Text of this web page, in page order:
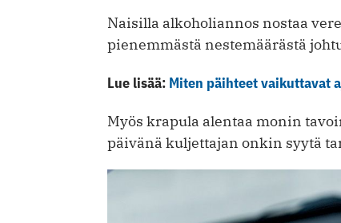
Naisilla alkoholiannos nostaa
pienemmästä nestemäärästä
Lue lisää: Miten päihteet vaikuttavat
Myös krapula alentaa monin
päivänä kuljettajan onkin syytä